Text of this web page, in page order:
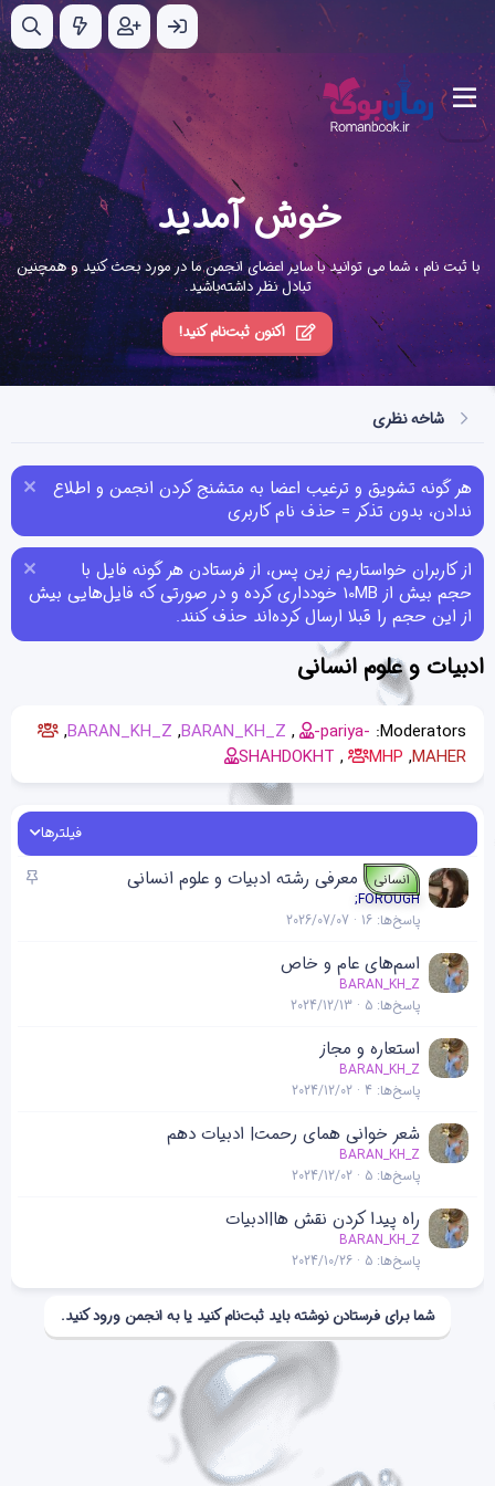
خوش آمدید
با ثبت نام ، شما می توانید با سایر اعضای انجمن ما در مورد بحث کنید و همچنین
تبادل نظر داشته‌باشید.
اکنون ثبت‌نام کنید!
شاخه نظری
هر گونه تشویق و ترغیب اعضا به متشنج کردن انجمن و اطلاع
ندادن، بدون تذکر = حذف نام کاربری
از کاربران خواستاریم زین پس، از فرستادن هر گونه فایل با
حجم بیش از 10MB خودداری کرده و در صورتی که فایل‌هایی بیش
از این حجم را قبلا ارسال کرده‌اند حذف کنند.
ادبیات و علوم انسانی
Moderators:
-pariya-
BARAN_KH_Z
BARAN_KH_Z
MAHER
MHP
SHAHDOKHT
فیلترها
چ
انسانی معرفی رشته ادبیات و علوم انسانی
;FOROUGH
پاسخ‌ها 16
2026/07/07
اسم‌های عام و خاص
BARAN_KH_Z
پاسخ‌ها 5
2024/12/13
استعاره و مجاز
BARAN_KH_Z
پاسخ‌ها 4
2024/12/02
شعر خوانی همای رحمت| ادبیات دهم
BARAN_KH_Z
پاسخ‌ها 5
2024/12/02
راه پیدا کردن نقش ها|ادبیات
BARAN_KH_Z
پاسخ‌ها 5
2024/10/26
شما برای فرستادن نوشته باید ثبت‌نام کنید یا به انجمن ورود کنید.